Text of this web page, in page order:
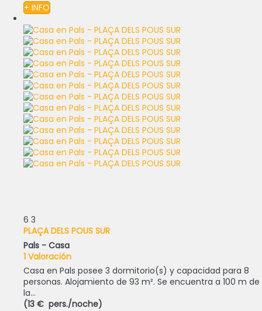
+ INFO
6 3
PLAÇA DELS POUS SUR
Pals - Casa
1 Valoración
Casa en Pals posee 3 dormitorio(s) y capacidad para 8
personas. Alojamiento de 93 m². Se encuentra a 100 m de
la...
(13 € pers./noche)